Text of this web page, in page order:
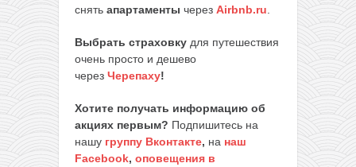
снять апартаменты через Airbnb.ru
Выбрать страховку для путешествия
очень просто и дешево
через Черепаху!
Хотите получать информацию об
акциях первым? Подпишитесь на
нашу группу Вконтакте, на наш
Facebook, оповещения в